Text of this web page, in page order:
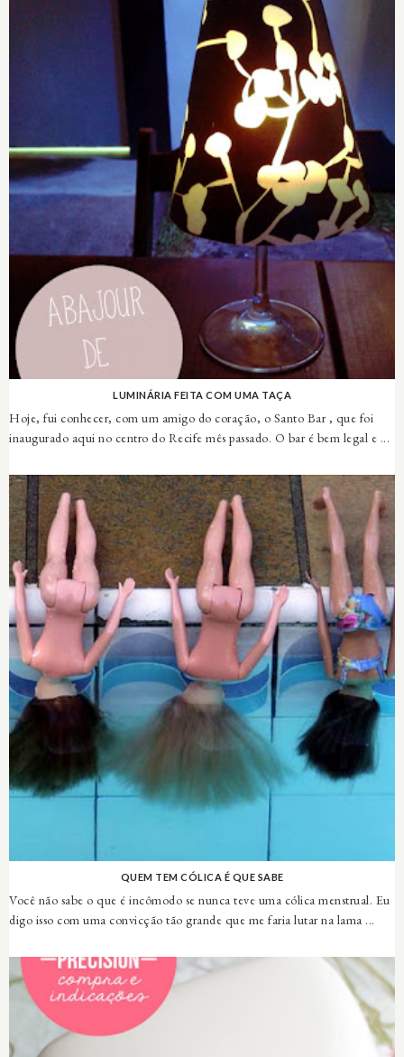
LUMINÁRIA FEITA COM UMA TAÇA
Hoje, fui conhecer, com um amigo do coração, o Santo Bar , que foi
inaugurado aqui no centro do Recife mês passado. O bar é bem legal e ...
QUEM TEM CÓLICA É QUE SABE
Você não sabe o que é incômodo se nunca teve uma cólica menstrual. Eu
digo isso com uma convicção tão grande que me faria lutar na lama ...